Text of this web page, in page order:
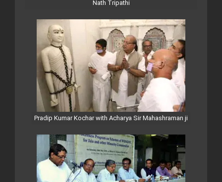
Nath Tripathi
Pradip Kumar Kochar with Acharya Sir Mahashraman ji